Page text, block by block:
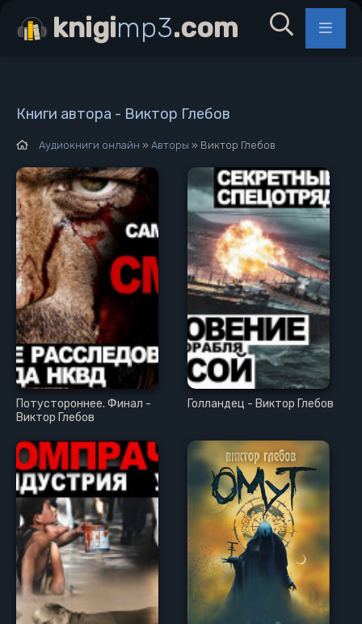
Книги автора - Виктор Глебов
Аудиокниги онлайн » Авторы » Виктор Глебов
Потустороннее. Финал -
Виктор Глебов
Голландец - Виктор Глебов
knigimp3.com